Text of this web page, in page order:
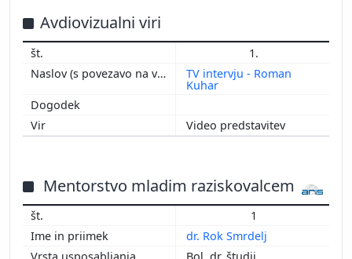
2008
2013
2014
Avdiovizualni viri
1.
TV intervju - Roman
Kuhar
Video predstavitev
Mentorstvo mladim raziskovalcem
1
dr. Rok Smrdelj
Bol. dr. študij